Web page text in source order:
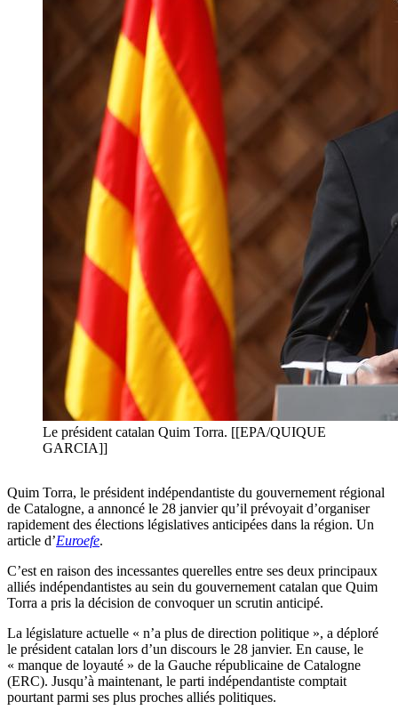
Le président catalan Quim Torra. [[EPA/QUIQUE
GARCIA]]
Quim Torra, le président indépendantiste du gouvernement régional
de Catalogne, a annoncé le 28 janvier qu’il prévoyait d’organiser
rapidement des élections législatives anticipées dans la région. Un
article d’Euroefe.
C’est en raison des incessantes querelles entre ses deux principaux
alliés indépendantistes au sein du gouvernement catalan que Quim
Torra a pris la décision de convoquer un scrutin anticipé.
La législature actuelle « n’a plus de direction politique », a déploré
le président catalan lors d’un discours le 28 janvier. En cause, le
« manque de loyauté » de la Gauche républicaine de Catalogne
(ERC). Jusqu’à maintenant, le parti indépendantiste comptait
pourtant parmi ses plus proches alliés politiques.